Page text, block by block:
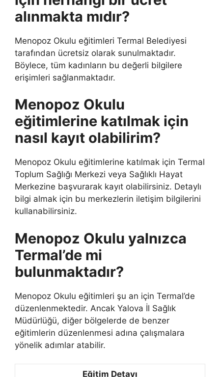
alınmakta mıdır?
Menopoz Okulu eğitimleri Termal Belediyesi
tarafından ücretsiz olarak sunulmaktadır.
Böylece, tüm kadınların bu değerli bilgilere
erişimleri sağlanmaktadır.
Menopoz Okulu
eğitimlerine katılmak için
nasıl kayıt olabilirim?
Menopoz Okulu eğitimlerine katılmak için Termal
Toplum Sağlığı Merkezi veya Sağlıklı Hayat
Merkezine başvurarak kayıt olabilirsiniz. Detaylı
bilgi almak için bu merkezlerin iletişim bilgilerini
kullanabilirsiniz.
Menopoz Okulu yalnızca
Termal’de mi
bulunmaktadır?
Menopoz Okulu eğitimleri şu an için Termal’de
düzenlenmektedir. Ancak Yalova İl Sağlık
Müdürlüğü, diğer bölgelerde de benzer
eğitimlerin düzenlenmesi adına çalışmalara
yönelik adımlar atabilir.
Eğitim Detayı